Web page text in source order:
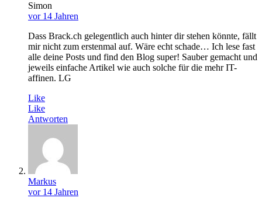
Simon
vor 14 Jahren
Dass Brack.ch gelegentlich auch hinter dir stehen könnte, fällt
mir nicht zum erstenmal auf. Wäre echt schade… Ich lese fast
alle deine Posts und find den Blog super! Sauber gemacht und
jeweils einfache Artikel wie auch solche für die mehr IT-
affinen. LG
Like
Like
Antworten
Markus
vor 14 Jahren